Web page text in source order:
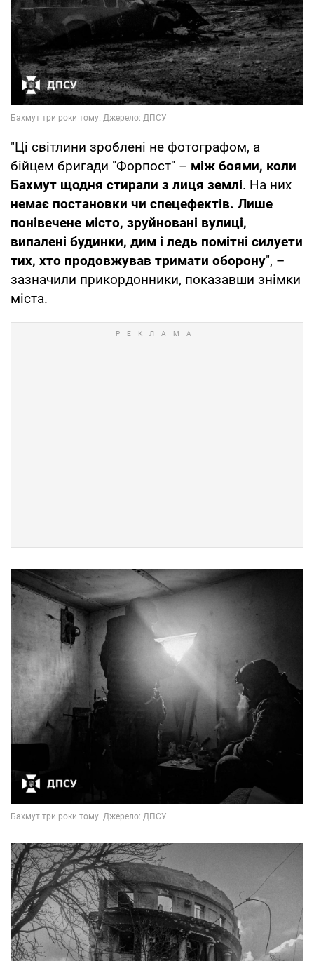
"Ці світлини зроблені не фотографом, а
бійцем бригади "Форпост" – між боями, коли
Бахмут щодня стирали з лиця землі. На них
немає постановки чи спецефектів. Лише
понівечене місто, зруйновані вулиці,
випалені будинки, дим і ледь помітні силуети
тих, хто продовжував тримати оборону", –
зазначили прикордонники, показавши знімки
міста.